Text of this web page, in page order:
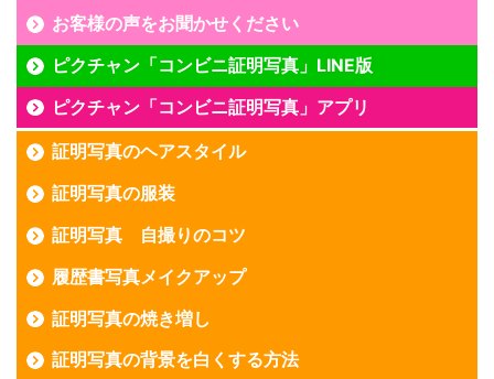
お客様の声をお聞かせください
ピクチャン「コンビニ証明写真」LINE版
ピクチャン「コンビニ証明写真」アプリ
証明写真のヘアスタイル
証明写真の服装
証明写真 自撮りのコツ
履歴書写真メイクアップ
証明写真の焼き増し
証明写真の背景を白くする方法